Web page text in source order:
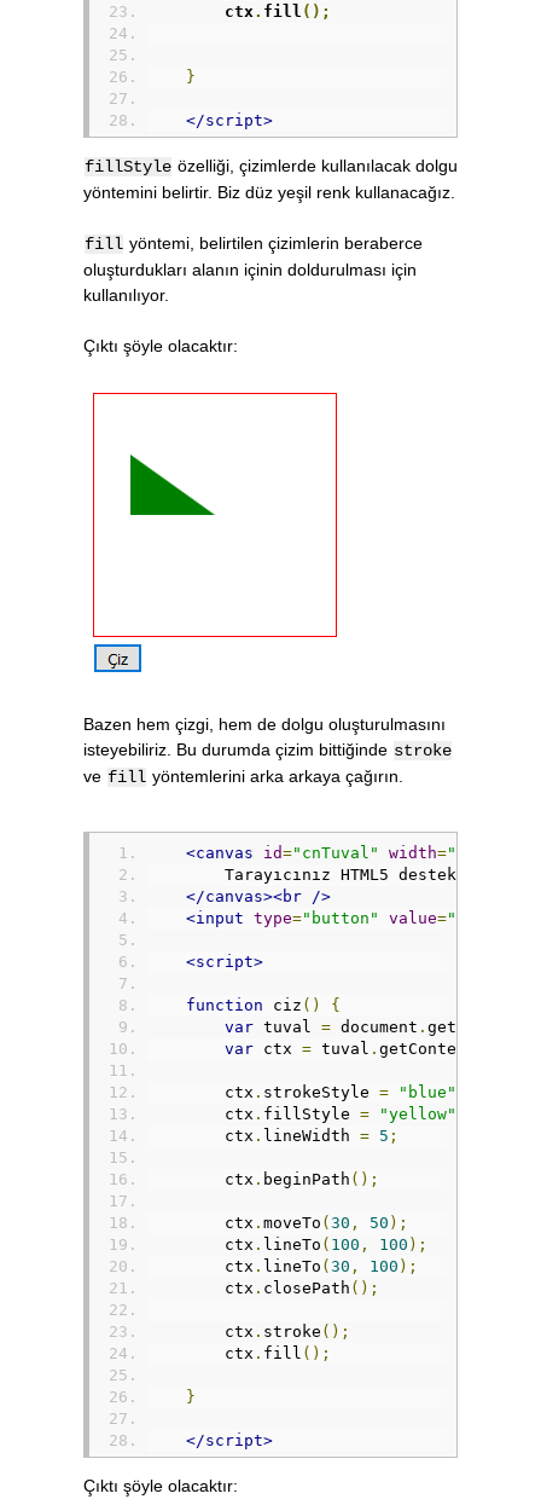
ctx . fill ();
}
</script>
fillStyle özelliği, çizimlerde kullanılacak dolgu
yöntemini belirtir. Biz düz yeşil renk kullanacağız.
fill yöntemi, belirtilen çizimlerin beraberce
oluşturdukları alanın içinin doldurulması için
kullanılıyor.
Çıktı şöyle olacaktır:
Bazen hem çizgi, hem de dolgu oluşturulmasını
isteyebiliriz. Bu durumda çizim bittiğinde stroke
ve fill yöntemlerini arka arkaya çağırın.
<canvas id="cnTuval" width="200"
        Tarayıcınız HTML5 desteklemiyor
</canvas><br
/>
<input type="button" value="Çiz"
<script>
function ciz ()
{
var tuval = document .
var ctx = tuval . getContext
        ctx
. strokeStyle = "blue"
        ctx
. fillStyle = "yellow"
        ctx
. lineWidth = 5 ;
        ctx
. beginPath ();
        ctx
. moveTo (30 , 50 );
        ctx
. lineTo ( 100 , 100 );
        ctx
. lineTo (30 , 100 );
        ctx
. closePath ();
        ctx
. stroke ();
        ctx
. fill ();
}
</script>
Çıktı şöyle olacaktır: